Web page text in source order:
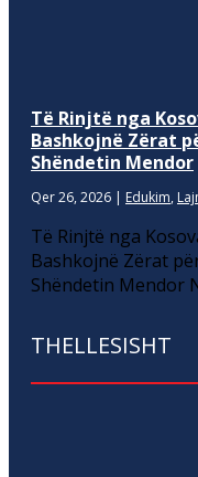
Të Rinjtë nga
Bashkojnë Zërat
Shëndetin Mendor
Qer 26, 2026 | Edukim,
Të Rinjtë nga
Bashkojnë Zërat
Shëndetin Mendor
THELLESISHT